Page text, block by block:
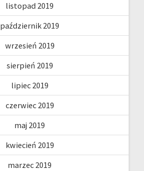
listopad 2019
październik 2019
wrzesień 2019
sierpień 2019
lipiec 2019
czerwiec 2019
maj 2019
kwiecień 2019
marzec 2019